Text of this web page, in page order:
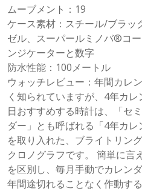
ムーブメント：19
ケース素材：スチール/ブラッ
ゼル、スーパールミノバ®コ
ンジケーターと数字
防水性能：100メートル
ウォッチレビュー：年間カレ
く知られていますが、4年カ
日おすすめする時計は、「セ
ダー」とも呼ばれる「4年カ
を取り入れた、ブライトリン
クロノグラフです。 簡単に言
を区別し、毎月手動でカレン
年間途切れることなく作動す